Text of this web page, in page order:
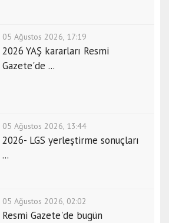
05 Ağustos 2026, 17:19
2026 YAŞ kararları Resmi
Gazete'de ...
05 Ağustos 2026, 13:44
2026- LGS yerleştirme sonuçları
...
05 Ağustos 2026, 02:02
Resmi Gazete'de bugün